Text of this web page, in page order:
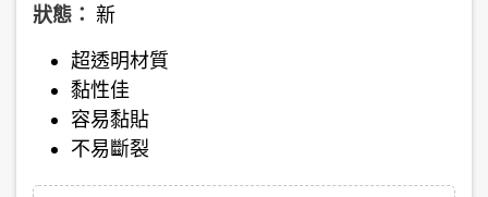
狀態： 新
超透明材質
黏性佳
容易黏貼
不易斷裂